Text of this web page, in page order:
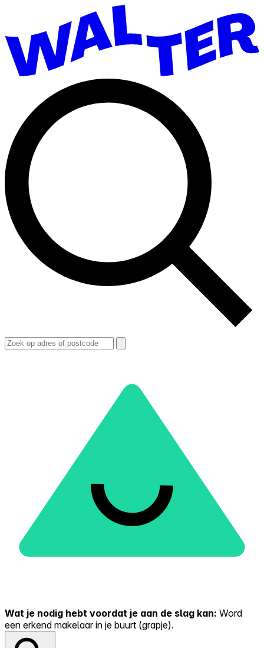
Wat je nodig hebt voordat je aan de slag kan: Word
een erkend makelaar in je buurt (grapje).